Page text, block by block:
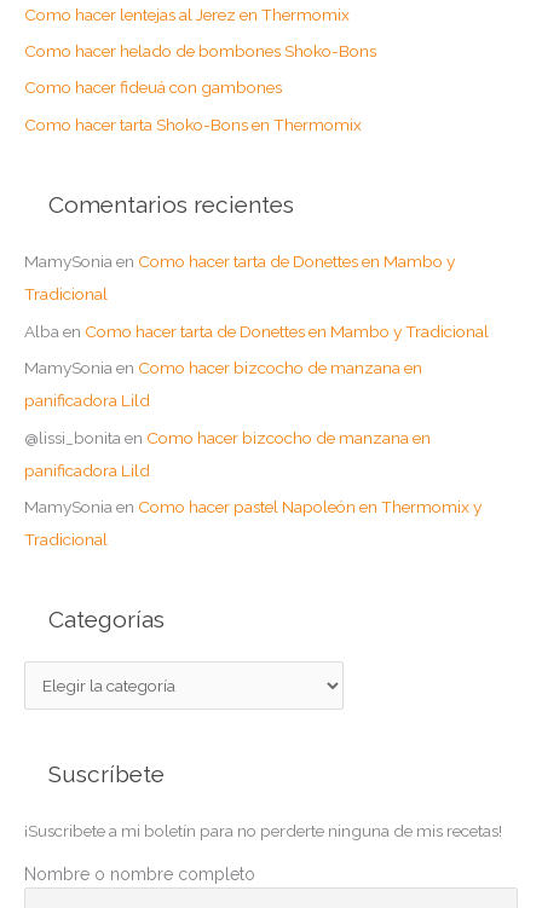
p
o
r
Como hacer lentejas al Jerez en Thermomix
Como hacer helado de bombones Shoko-Bons
Como hacer fideuá con gambones
Como hacer tarta Shoko-Bons en Thermomix
Comentarios recientes
MamySoniaen Como hacer tarta de Donettes en Mambo y
Tradicional
Alba en Como hacer tarta de Donettes en Mambo y Tradicional
MamySoniaen Como hacer bizcocho de manzana en
panificadora Lild
@lissi_bonita en Como hacer bizcocho de manzana en
panificadora Lild
MamySonia en Como hacer pastel Napoleón en Thermomix y
Tradicional
Categorías
a
o
r
Suscríbete
¡Suscribete a mi boletín para no perderte ninguna de mis recetas!
Nombre o nombre completo